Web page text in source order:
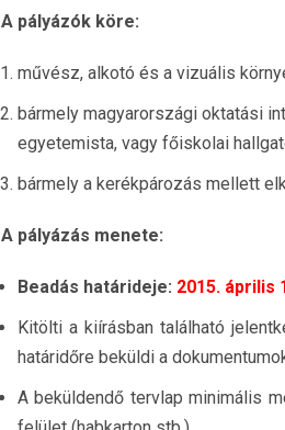
A pályázók köre:
művész, alkotó és a vizuális
bármely magyarországi oktatási
egyetemista, vagy főiskolai
bármely a kerékpározás mellett
A pályázás menete:
Beadás határideje: 2015. április
Kitölti a kiírásban található
határidőre beküldi a
A beküldendő tervlap minimális